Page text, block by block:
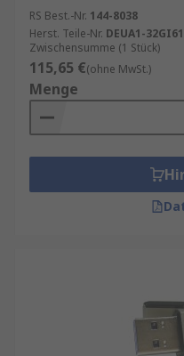
RS Best.-Nr. 144-8038
Herst. Teile-Nr. DEUA1-
Zwischensumme (1 Stück)
115,65 €(ohne MwSt.)
Menge